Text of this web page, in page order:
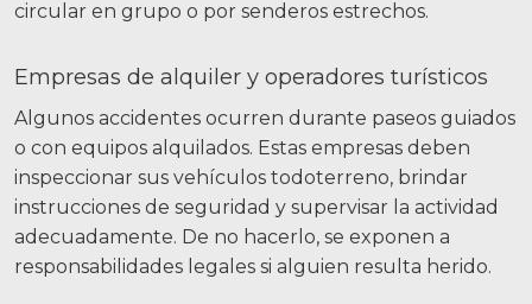
circular en grupo o por senderos estrechos.
Empresas de alquiler y operadores turísticos
Algunos accidentes ocurren durante paseos guiados
o con equipos alquilados. Estas empresas deben
inspeccionar sus vehículos todoterreno, brindar
instrucciones de seguridad y supervisar la actividad
adecuadamente. De no hacerlo, se exponen a
responsabilidades legales si alguien resulta herido.